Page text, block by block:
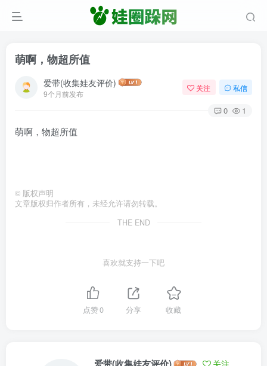
萌啊，物超所值
爱带(收集娃友评价)
9个月前发布
关注 私信
0 1
萌啊，物超所值
© 版权声明
文章版权归作者所有，未经允许请勿转载。
THE END
喜欢就支持一下吧
点赞0 分享 收藏